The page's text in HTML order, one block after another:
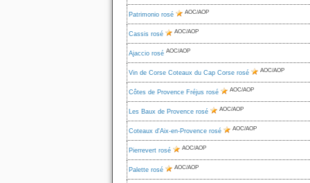
Patrimonio rosé AOC/AOP
Cassis rosé AOC/AOP
Ajaccio rosé AOC/AOP
Vin de Corse Coteaux du Cap Corse rosé AOC/AOP
Côtes de Provence Fréjus rosé AOC/AOP
Les Baux de Provence rosé AOC/AOP
Coteaux d'Aix-en-Provence rosé AOC/AOP
Pierrevert rosé AOC/AOP
Palette rosé AOC/AOP